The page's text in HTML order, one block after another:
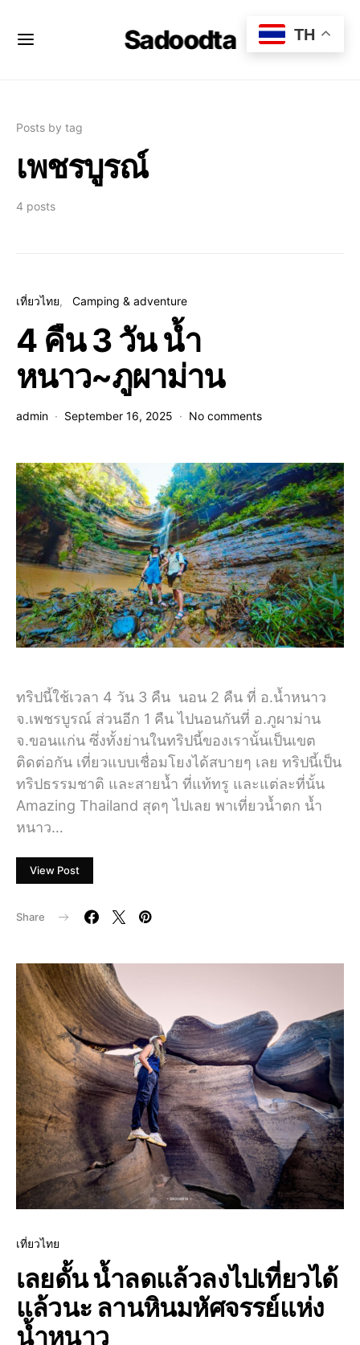
Sadoodta
Posts by tag
เพชรบูรณ์
4 posts
เที่ยวไทย Camping & adventure
4 คืน 3 วัน น้ำ
หนาว~ภูผาม่าน
admin September 16, 2025 No comments
ทริปนี้ใช้เวลา 4 วัน 3 คืน นอน 2 คืน ที่ อ.น้ำหนาว
จ.เพชรบูรณ์ ส่วนอีก 1 คืน ไปนอนกันที่ อ.ภูผาม่าน
จ.ขอนแก่น ซึ่งทั้งย่านในทริปนี้ของเรานั้นเป็นเขต
ติดต่อกัน เที่ยวแบบเชื่อมโยงได้สบายๆ เลย ทริปนี้เป็น
ทริปธรรมชาติ และสายน้ำ ที่แท้ทรู และแต่ละที่นั้น
Amazing Thailand สุดๆ ไปเลย พาเที่ยวน้ำตก น้ำ
หนาว…
View Post
Share
เที่ยวไทย
เลยดั้น น้ำลดแล้วลงไปเที่ยวได้
แล้วนะ ลานหินมหัศจรรย์แห่ง
น้ำหนาว
TH